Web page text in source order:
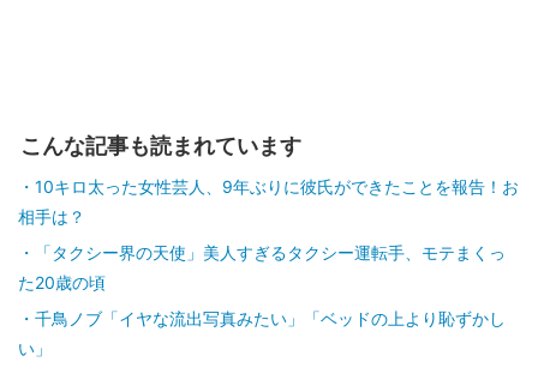
こんな記事も読まれています
10キロ太った女性芸人、9年ぶりに彼氏ができたことを報告！お
相手は？
「タクシー界の天使」美人すぎるタクシー運転手、モテまくっ
た20歳の頃
千鳥ノブ「イヤな流出写真みたい」「ベッドの上より恥ずかし
い」